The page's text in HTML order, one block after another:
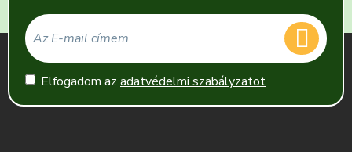
Elfogadom az adatvédelmi szabályzatot